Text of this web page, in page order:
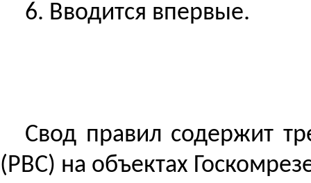
6. Вводится впервые.
Свод правил содержит
(РВС) на объектах